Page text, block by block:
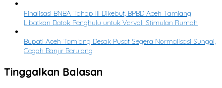
Finalisasi BNBA Tahap III Dikebut, BPBD Aceh Tamiang
Libatkan Datok Penghulu untuk Vervali Stimulan Rumah
Bupati Aceh Tamiang Desak Pusat Segera Normalisasi Sungai,
Cegah Banjir Berulang
Tinggalkan Balasan